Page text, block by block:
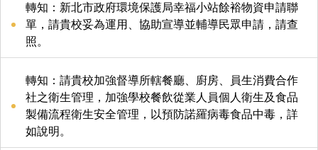
活動相簿
轉知：新北市政府環境保護局幸福小站餘裕物資申請聯
單，請貴校妥為運用、協助宣導並輔導民眾申請，請查
照。
轉知：請貴校加強督導所轄餐廳、廚房、員生消費合作
社之衛生管理，加強學校餐飲從業人員個人衛生及食品
製備流程衛生安全管理，以預防諾羅病毒食品中毒，詳
如說明。